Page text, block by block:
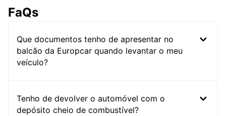
FaQs
Que documentos tenho de apresentar no
balcão da Europcar quando levantar o meu
veículo?
Tenho de devolver o automóvel com o
depósito cheio de combustível?